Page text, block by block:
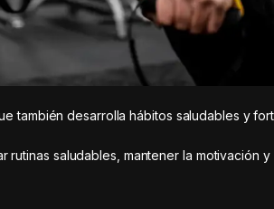
también desarrolla hábitos saludables y
rutinas saludables, mantener la motivación